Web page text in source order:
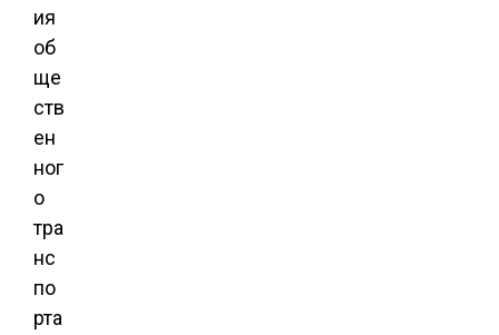
ия
об
ще
ств
ен
ног
о
тра
нс
по
рта